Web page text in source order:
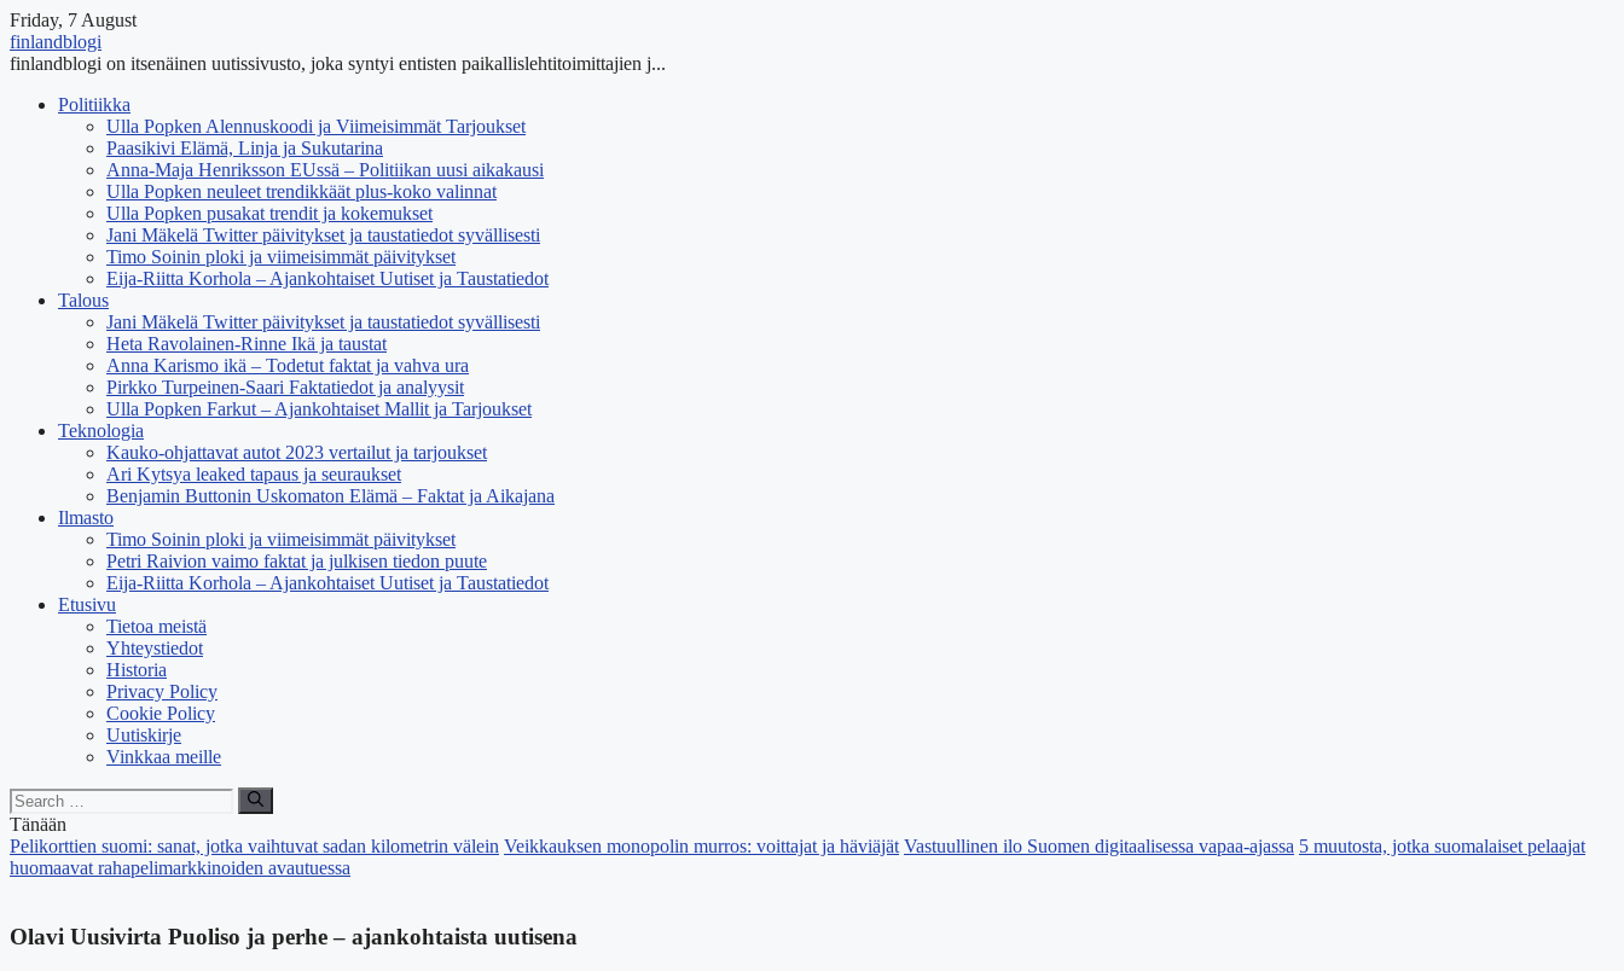
Friday, 7 August
finlandblogi
finlandblogi on itsenäinen uutissivusto, joka syntyi entisten paikallislehtitoimittajien j...
Politiikka
Ulla Popken Alennuskoodi ja Viimeisimmät Tarjoukset
Paasikivi Elämä, Linja ja Sukutarina
Anna-Maja Henriksson EUssä – Politiikan uusi aikakausi
Ulla Popken neuleet trendikkäät plus-koko valinnat
Ulla Popken pusakat trendit ja kokemukset
Jani Mäkelä Twitter päivitykset ja taustatiedot syvällisesti
Timo Soinin ploki ja viimeisimmät päivitykset
Eija-Riitta Korhola – Ajankohtaiset Uutiset ja Taustatiedot
Talous
Jani Mäkelä Twitter päivitykset ja taustatiedot syvällisesti
Heta Ravolainen-Rinne Ikä ja taustat
Anna Karismo ikä – Todetut faktat ja vahva ura
Pirkko Turpeinen-Saari Faktatiedot ja analyysit
Ulla Popken Farkut – Ajankohtaiset Mallit ja Tarjoukset
Teknologia
Kauko-ohjattavat autot 2023 vertailut ja tarjoukset
Ari Kytsya leaked tapaus ja seuraukset
Benjamin Buttonin Uskomaton Elämä – Faktat ja Aikajana
Ilmasto
Timo Soinin ploki ja viimeisimmät päivitykset
Petri Raivion vaimo faktat ja julkisen tiedon puute
Eija-Riitta Korhola – Ajankohtaiset Uutiset ja Taustatiedot
Etusivu
Tietoa meistä
Yhteystiedot
Historia
Privacy Policy
Cookie Policy
Uutiskirje
Vinkkaa meille
Search
for:
Tänään
Pelikorttien suomi: sanat, jotka vaihtuvat sadan kilometrin välein Veikkauksen monopolin murros: voittajat ja häviäjät Vastuullinen ilo Suomen digitaalisessa vapaa-ajassa 5 muutosta, jotka suomalaiset pelaajat
huomaavat rahapelimarkkinoiden avautuessa
Olavi Uusivirta Puoliso ja perhe – ajankohtaista uutisena